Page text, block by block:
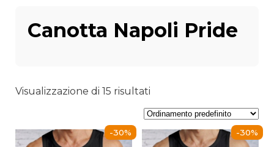
Canotta Napoli Pride
Visualizzazione di 15 risultati
-30% -30%